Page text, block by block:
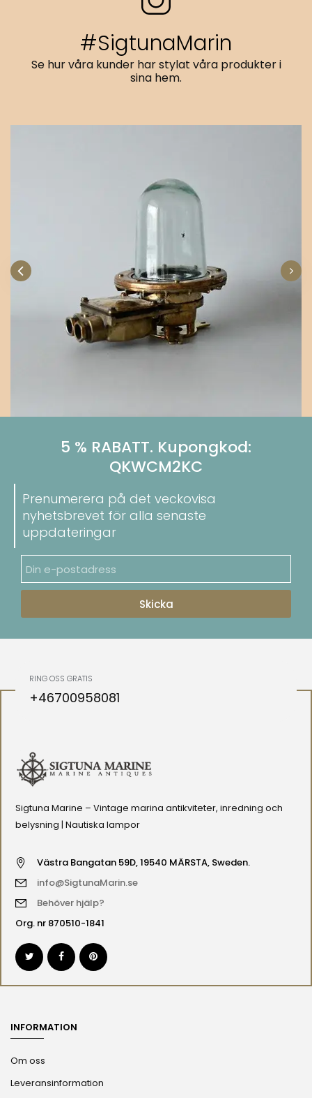
#SigtunaMarin
Se hur våra kunder har stylat våra produkter i
sina hem.
5 % RABATT. Kupongkod:
QKWCM2KC
Prenumerera på det veckovisa
nyhetsbrevet för alla senaste
uppdateringar
Skicka
RING OSS GRATIS
+46700958081
Sigtuna Marine – Vintage marina antikviteter, inredning och
belysning | Nautiska lampor
Västra Bangatan 59D, 19540 MÄRSTA, Sweden.
info@SigtunaMarin.se
Behöver hjälp?
Org. nr 870510-1841
INFORMATION
Om oss
Leveransinformation